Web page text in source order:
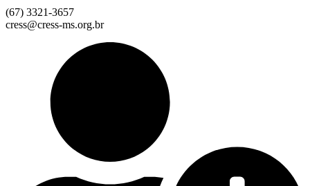
(67) 3321-3657
cress@cress-ms.org.br